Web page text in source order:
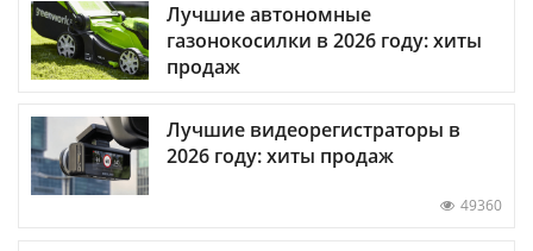
Лучшие автономные
газонокосилки в 2026 году: хиты
продаж
Лучшие видеорегистраторы в
2026 году: хиты продаж
49360